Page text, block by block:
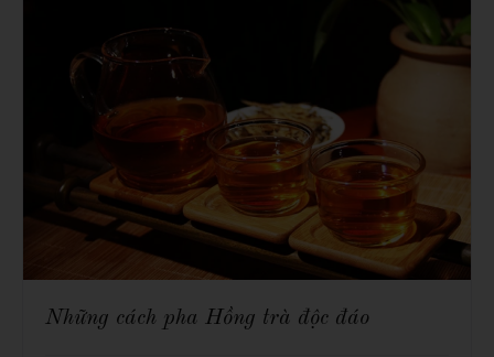
Những cách pha Hồng trà độc đáo